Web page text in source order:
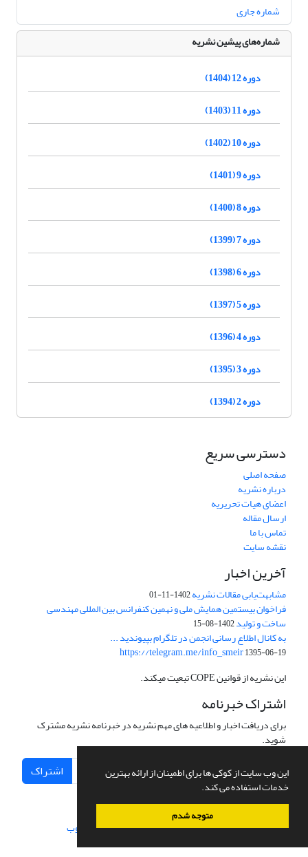
این وب سایت از کوکی ها برای اطمینان از ارائه بهترین
خدمات استفاده می کند.
متوجه شدم
شماره جاری
شماره‌های پیشین نشریه
دوره 12 (1404)
دوره 11 (1403)
دوره 10 (1402)
دوره 9 (1401)
دوره 8 (1400)
دوره 7 (1399)
دوره 6 (1398)
دوره 5 (1397)
دوره 4 (1396)
دوره 3 (1395)
دوره 2 (1394)
دسترسی سریع
صفحه اصلی
درباره نشریه
اعضای هیات تحریریه
ارسال مقاله
تماس با ما
نقشه سایت
آخرین اخبار
مشابهت‌یابی مقالات نشریه1402-11-01
فراخوان بیستمین همایش ملی و نهمین کنفرانس بین المللی مهندسی
ساخت و تولید1402-08-15
به کانال اطلاع رسانی انجمن در تلگرام بپیوندید ...
https://telegram.me/info_smeir1395-06-19
این نشریه از قوانین COPE تبعیت میکند.
اشتراک خبرنامه
برای دریافت اخبار و اطلاعیه های مهم نشریه در خبرنامه نشریه مشترک
شوید.
اشتراک
سامانه مدیریت نشریات علمی.طراحی و پیاده سازی از سیناوب